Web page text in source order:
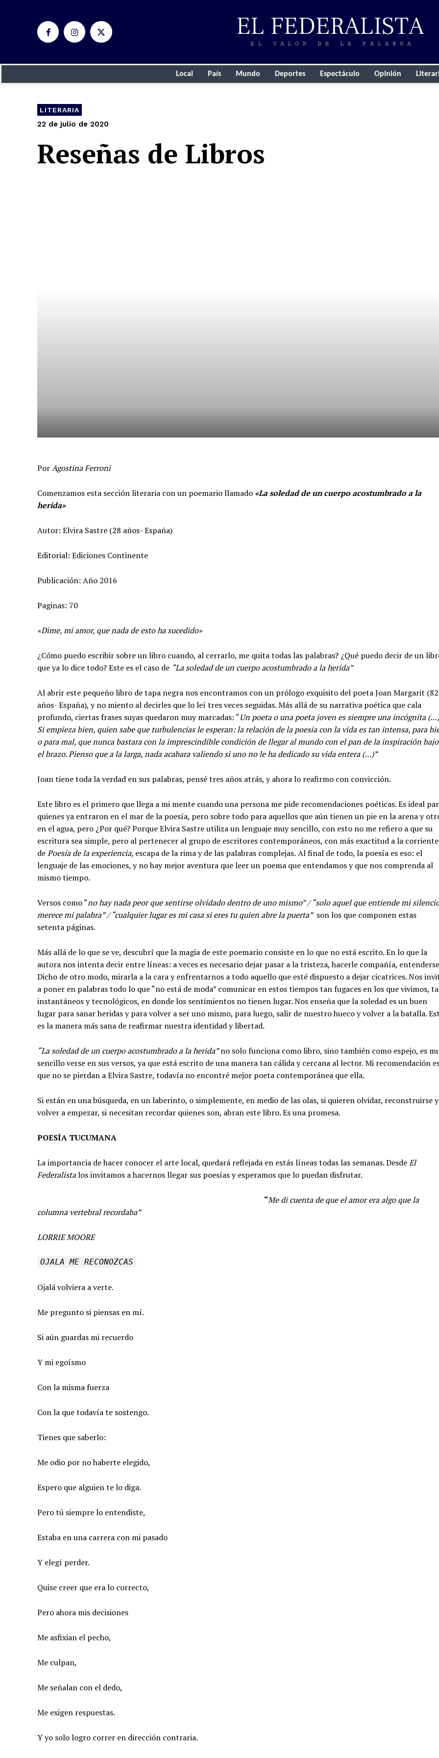
Local País Mundo Deportes Espectáculo Opinión
LITERARIA
22 de julio de 2020
Reseñas de Libros
PorAgostina Ferroni
Comenzamos esta sección literaria con un poemario llamado «La soledad de un cuerpo acostumbrado a la
herida»
Autor: Elvira Sastre (28 años- España)
Editorial: Ediciones Continente
Publicación: Año 2016
Paginas: 70
«Dime, mi amor, que nada de esto ha sucedido»
¿Cómo puedo escribir sobre un libro cuando, al cerrarlo, me quita todas las palabras? ¿Qué puedo decir de un
que ya lo dice todo? Este es el caso de “La soledad de un cuerpo acostumbrado a la herida”
Al abrir este pequeño libro de tapa negra nos encontramos con un prólogo exquisito del poeta Joan Margarit (82
años- España), y no miento al decirles que lo leí tres veces seguidas. Más allá de su narrativa poética que cala
profundo, ciertas frases suyas quedaron muy marcadas: “Un poeta o una poeta joven es siempre una incógnita (…)
Si empieza bien, quien sabe que turbulencias le esperan: la relación de la poesía con la vida es tan intensa, para
o para mal, que nunca bastara con la imprescindible condición de llegar al mundo con el pan de la inspiración bajo
el brazo. Pienso que a la larga, nada acabara valiendo si uno no le ha dedicado su vida entera (…)”
Joan tiene toda la verdad en sus palabras, pensé tres años atrás, y ahora lo reafirmo con convicción.
Este libro es el primero que llega a mi mente cuando una persona me pide recomendaciones poéticas. Es ideal
quienes ya entraron en el mar de la poesía, pero sobre todo para aquellos que aún tienen un pie en la arena y
en el agua, pero ¿Por qué? Porque Elvira Sastre utiliza un lenguaje muy sencillo, con esto no me refiero a que su
escritura sea simple, pero al pertenecer al grupo de escritores contemporáneos, con más exactitud a la corriente
dePoesía de la experiencia, escapa de la rima y de las palabras complejas.Al final de todo, la poesía es eso: el
lenguaje de las emociones, y no hay mejor aventura que leer un poema que entendamos y que nos comprenda al
mismo tiempo.
Versos como “no hay nada peor que sentirse olvidado dentro de uno mismo” / “solo aquel que entiende mi
merece mi palabra” / “cualquier lugar es mi casa si eres tu quien abre la puerta” son los que componen estas
setenta páginas.
Más allá de lo que se ve, descubrí que la magia de este poemario consiste en lo que no está escrito. En lo que la
autora nos intenta decir entre líneas: a veces es necesario dejar pasar a la tristeza, hacerle compañía,
Dicho de otro modo, mirarla a la cara y enfrentarnos a todo aquello que esté dispuesto a dejar cicatrices. Nos
a poner en palabras todo lo que “no está de moda” comunicar en estos tiempos tan fugaces en los que vivimos,
instantáneos y tecnológicos, en donde los sentimientos no tienen lugar. Nos enseña que la soledad es un buen
lugar para sanar heridas y para volver a ser uno mismo, para luego, salir de nuestro hueco y volver a la batalla.
es la manera más sana de reafirmar nuestra identidad y libertad.
“La soledad de un cuerpo acostumbrado a la herida”no solo funciona como libro, sino también como espejo, es
sencillo verse en sus versos, ya que está escrito de una manera tan cálida y cercana al lector. Mi recomendación
que no se pierdan a Elvira Sastre, todavía no encontré mejor poeta contemporánea que ella.
Si están en una búsqueda, en un laberinto, o simplemente, en medio de las olas, si quieren olvidar, reconstruirse y
volver a empezar, si necesitan recordar quienes son, abran este libro. Es una promesa.
POESÍA TUCUMANA
La importancia de hacer conocer el arte local, quedará reflejada en estás líneas todas las semanas. DesdeEl
Federalistalos invitamos a hacernos llegar sus poesías y esperamos que lo puedan disfrutar.
“Me di cuenta de que el amor era algo que la
columna vertebral recordaba”
LORRIE MOORE
OJALA ME RECONOZCAS
Ojalá volviera a verte.
Me pregunto si piensas en mí.
Si aún guardas mi recuerdo
Y mi egoísmo
Con la misma fuerza
Con la que todavía te sostengo.
Tienes que saberlo:
Me odio por no haberte elegido,
Espero que alguien te lo diga.
Pero tú siempre lo entendiste,
Estaba en una carrera con mi pasado
Y elegí perder.
Quise creer que era lo correcto,
Pero ahora mis decisiones
Me asfixian el pecho,
Me culpan,
Me señalan con el dedo,
Me exigen respuestas.
Y yo solo logro correr en dirección contraria.